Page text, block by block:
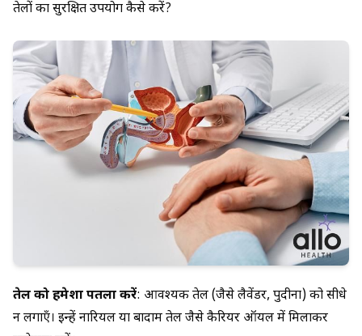
तेलों का सुरक्षित उपयोग कैसे करें?
तेल को हमेशा पतला करें: आवश्यक तेल (जैसे लैवेंडर, पुदीना) को सीधे
न लगाएँ। इन्हें नारियल या बादाम तेल जैसे कैरियर ऑयल में मिलाकर